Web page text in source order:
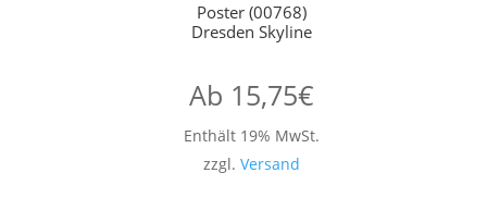
Poster (00768)
Dresden Skyline
Ab 15,75€
Enthält 19% MwSt.
zzgl. Versand